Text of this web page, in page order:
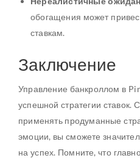
обогащения может
ставкам.
Заключение
Управление банкроллом в
успешной стратегии ставок.
применять продуманные
эмоции, вы сможете
на успех. Помните, что